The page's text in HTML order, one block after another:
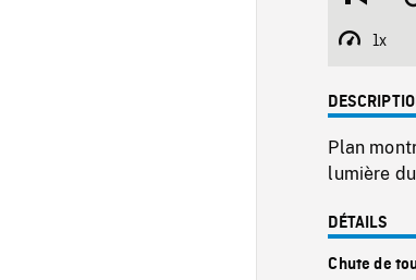
beginning
1x
Playback
Plan
lumière
DÉTAILS
Chute de